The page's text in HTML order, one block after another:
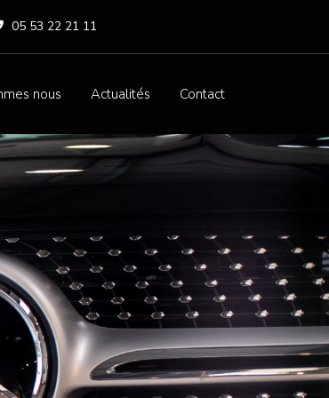
05 53 22 21 11
nous Actualités Contact